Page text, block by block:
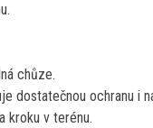
chůze.
dostatečnou ochranu i
kroku v terénu.